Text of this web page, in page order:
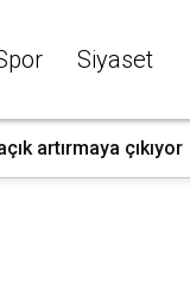
Siyaset
artırmaya çıkıyor